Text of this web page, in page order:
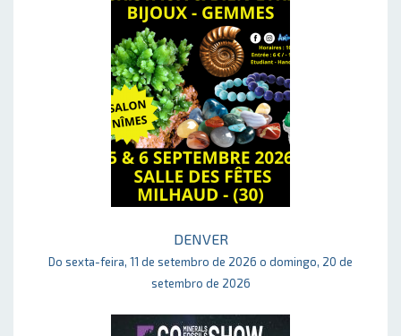
DENVER
Do sexta-feira, 11 de setembro de 2026 o domingo, 20 de
setembro de 2026